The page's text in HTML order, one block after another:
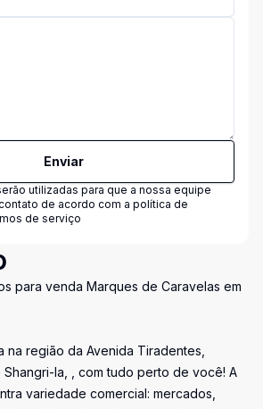
Enviar
utilizadas para que a nossa equipe
de acordo com a política de
de serviço
para venda Marques de Caravelas em
na região da Avenida Tiradentes,
la, , com tudo perto de você! A
variedade comercial: mercados,